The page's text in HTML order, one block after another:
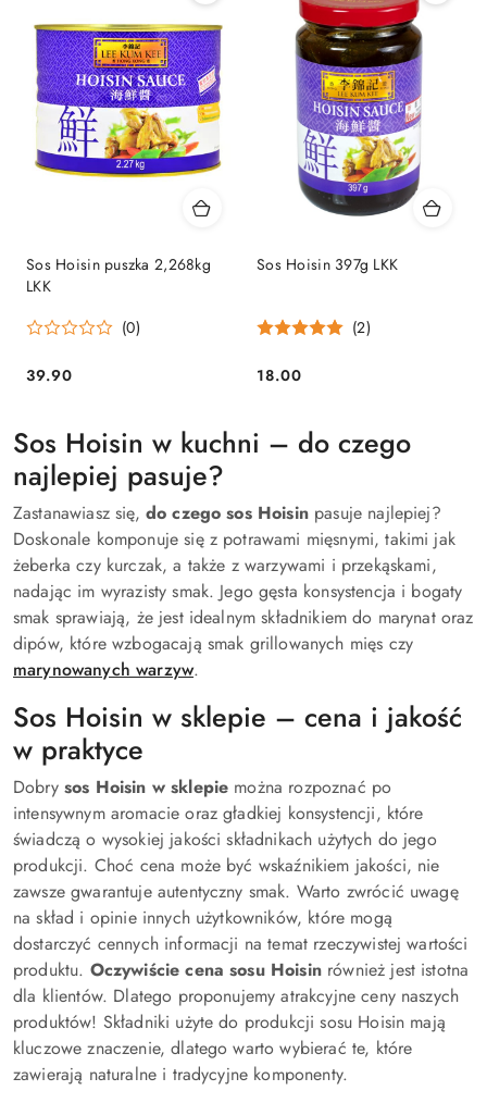
Sos Hoisin puszka 2,268kg
LKK
(0)
Cena:
39.90
Sos Hoisin 397g LKK
(2)
Cena:
18.00
Sos Hoisin w kuchni – do czego
najlepiej pasuje?
Zastanawiasz się, do czego sos Hoisinpasuje najlepiej?
Doskonale komponuje się z potrawami mięsnymi, takimi jak
żeberka czy kurczak, a także z warzywami i przekąskami,
nadając im wyrazisty smak. Jego gęsta konsystencja i bogaty
smak sprawiają, że jest idealnym składnikiem do marynat oraz
dipów, które wzbogacają smak grillowanych mięs czy
marynowanych warzyw.
Sos Hoisin w sklepie – cena i jakość
w praktyce
Dobry sos Hoisin w sklepie można rozpoznać po
intensywnym aromacie oraz gładkiej konsystencji, które
świadczą o wysokiej jakości składnikach użytych do jego
produkcji. Choć cena może być wskaźnikiem jakości, nie
zawsze gwarantuje autentyczny smak. Warto zwrócić uwagę
na skład i opinie innych użytkowników, które mogą
dostarczyć cennych informacji na temat rzeczywistej wartości
produktu. Oczywiście cena sosu Hoisinrównież jest istotna
dla klientów. Dlatego proponujemy atrakcyjne ceny naszych
produktów! Składniki użyte do produkcji sosu Hoisin mają
kluczowe znaczenie, dlatego warto wybierać te, które
zawierają naturalne i tradycyjne komponenty.